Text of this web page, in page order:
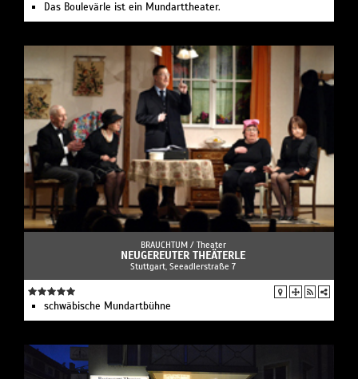
Das Boulevärle ist ein Mundarttheater.
BRAUCHTUM / Theater
NEUGEREUTER THEÄTERLE
Stuttgart, Seeadlerstraße 7
schwäbische Mundartbühne